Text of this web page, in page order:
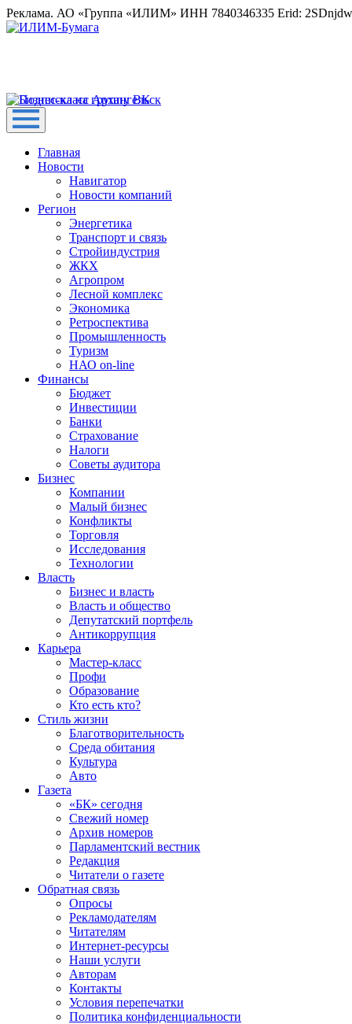
Реклама. АО «Группа «ИЛИМ» ИНН 7840346335 Erid:
Главная
Новости
Навигатор
Новости компаний
Регион
Энергетика
Транспорт и связь
Стройиндустрия
ЖКХ
Агропром
Лесной комплекс
Экономика
Ретроспектива
Промышленность
Туризм
НАО on-line
Финансы
Бюджет
Инвестиции
Банки
Страхование
Налоги
Советы аудитора
Бизнес
Компании
Малый бизнес
Конфликты
Торговля
Исследования
Технологии
Власть
Бизнес и власть
Власть и общество
Депутатский портфель
Антикоррупция
Карьера
Мастер-класс
Профи
Образование
Кто есть кто?
Стиль жизни
Благотворительность
Среда обитания
Культура
Авто
Газета
«БК» сегодня
Свежий номер
Архив номеров
Парламентский вестник
Редакция
Читатели о газете
Обратная связь
Опросы
Рекламодателям
Читателям
Интернет-ресурсы
Наши услуги
Авторам
Контакты
Условия перепечатки
Политика конфиденциальности